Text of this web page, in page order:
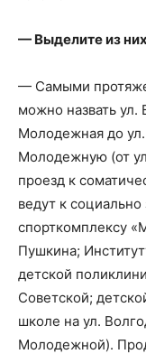
— Выделите из
— Самыми
можно назвать ул.
Молодежная до
Молодежную (от
проезд к
ведут к
спорткомплексу
Пушкина;
детской
Советской;
школе на ул.
Молодежной).